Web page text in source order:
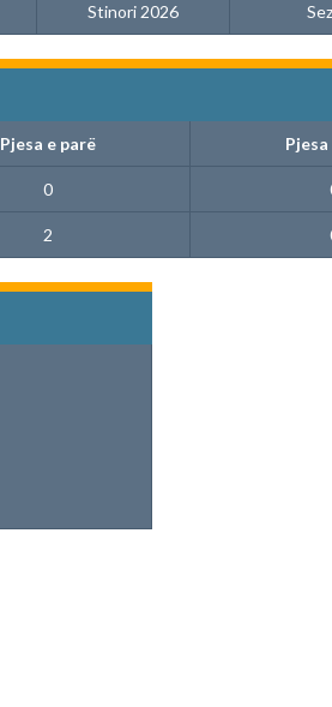
Stinori 2026
Pjesa e parë
0
2